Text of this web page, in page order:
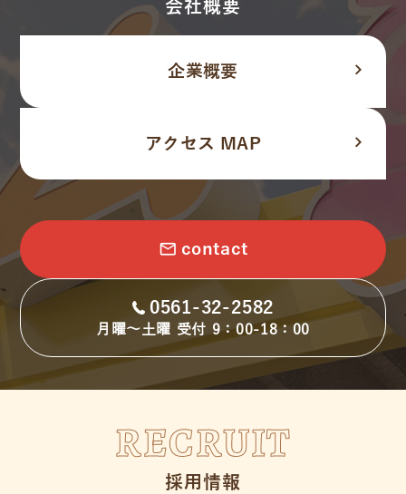
会社概要
企業概要 navigate_next
アクセス MAP navigate_next
0561-32-2582
月曜～土曜 受付 9：00-18：00
email contact
RECRUIT
採用情報